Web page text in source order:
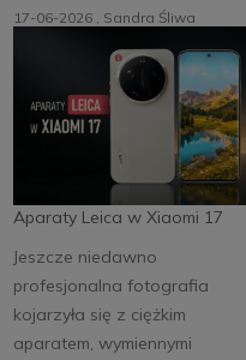
Aparaty Leica w Xiaomi 17
17-06-2026 , Sandra Śliwa
Jeszcze niedawno
profesjonalna fotografia
kojarzyła się z ciężkim
aparatem, wymiennymi